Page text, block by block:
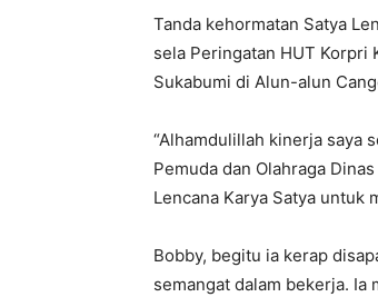
Tanda kehormatan Satya
sela Peringatan HUT Korpri
Sukabumi di Alun-alun
“Alhamdulillah kinerja saya
Pemuda dan Olahraga
Lencana Karya Satya untuk
Bobby, begitu ia kerap
semangat dalam bekerja. Ia